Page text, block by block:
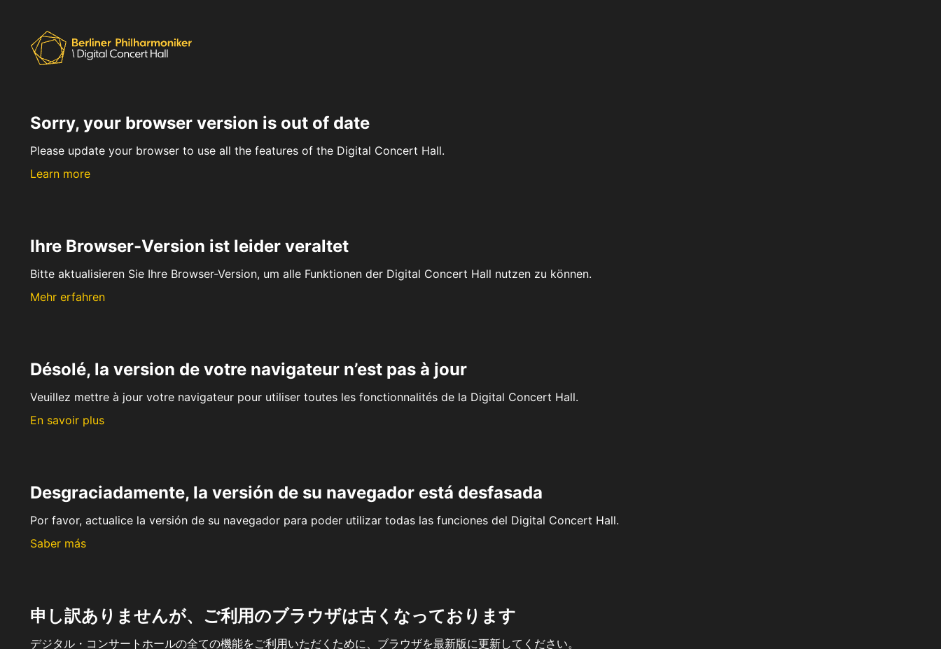
Sorry, your browser version is out of date
Please update your browser to use all the features of the Digital Concert Hall.
Learn more
Ihre Browser-Version ist leider veraltet
Bitte aktualisieren Sie Ihre Browser-Version, um alle Funktionen der Digital Concert Hall nutzen zu können.
Mehr erfahren
Désolé, la version de votre navigateur n’est pas à jour
Veuillez mettre à jour votre navigateur pour utiliser toutes les fonctionnalités de la Digital Concert Hall.
En savoir plus
Desgraciadamente, la versión de su navegador está desfasada
Por favor, actualice la versión de su navegador para poder utilizar todas las funciones del Digital Concert Hall.
Saber más
申し訳ありませんが、ご利用のブラウザは古くなっております
デジタル・コンサートホールの全ての機能をご利用いただくために、ブラウザを最新版に更新してください。